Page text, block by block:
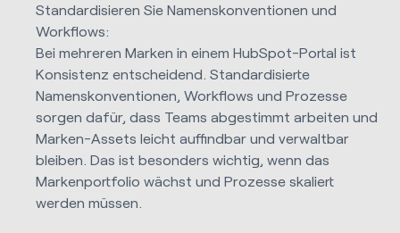
Standardisieren Sie Namenskonventionen und
Workflows:
Bei mehreren Marken in einem HubSpot-Portal ist
Konsistenz entscheidend. Standardisierte
Namenskonventionen, Workflows und Prozesse
sorgen dafür, dass Teams abgestimmt arbeiten und
Marken-Assets leicht auffindbar und verwaltbar
bleiben. Das ist besonders wichtig, wenn das
Markenportfolio wächst und Prozesse skaliert
werden müssen.